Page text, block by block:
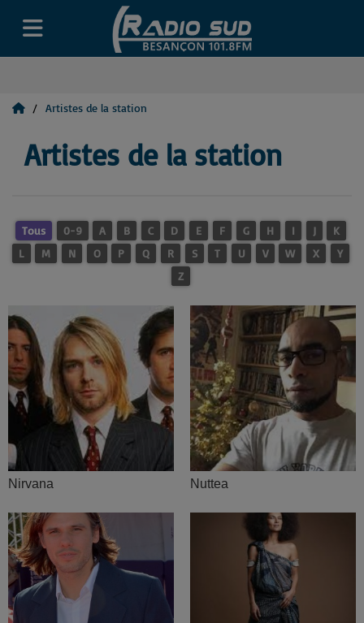
Artistes de la station
Artistes de la station
Tous 0-9 A B C D E F G H I J
K
L
M N O P Q R S T U V W X
Y
Z
Nirvana Nuttea